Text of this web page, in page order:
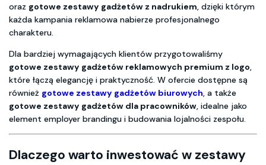
oraz gotowe zestawy gadżetów z nadrukiem, dzięki którym
każda kampania reklamowa nabierze profesjonalnego
charakteru.
Dla bardziej wymagających klientów przygotowaliśmy
gotowe zestawy gadżetów reklamowych premium z logo,
które łączą elegancję i praktyczność. W ofercie dostępne są
również gotowe zestawy gadżetów biurowych, a także
gotowe zestawy gadżetów dla pracowników, idealne jako
element employer brandingu i budowania lojalności zespołu.
Dlaczego warto inwestować w zestawy